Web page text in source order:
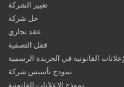
تغيير الشركة
حل شركة
عقد تجاري
قفل التصفية
القانونية في الجريدة الرسمية
نمودج تأسيس شركة
نموذج الإعلانات القانونية